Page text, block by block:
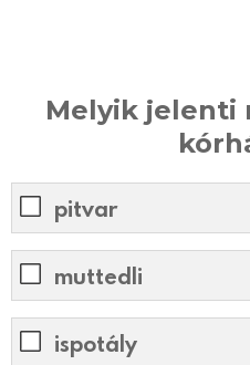
Melyik jelenti
pitvar
muttedli
ispotály